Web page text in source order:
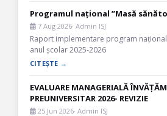
Programul național ”Masă
7 Aug 2026· Admin ISJ
Raport implementare program național
anul școlar 2025-2026
CITEȘTE →
EVALUARE MANAGERIALĂ
PREUNIVERSITAR 2026- REVIZIE
25 Jun 2026· Admin ISJ